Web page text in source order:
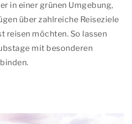
in einer grünen Umgebung,
über zahlreiche Reiseziele
reisen möchten. So lassen
mit besonderen